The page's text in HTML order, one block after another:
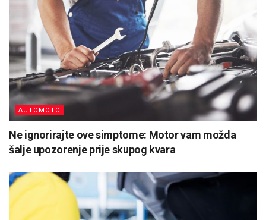
AUTOMOTO
Ne ignorirajte ove simptome: Motor vam možda
šalje upozorenje prije skupog kvara